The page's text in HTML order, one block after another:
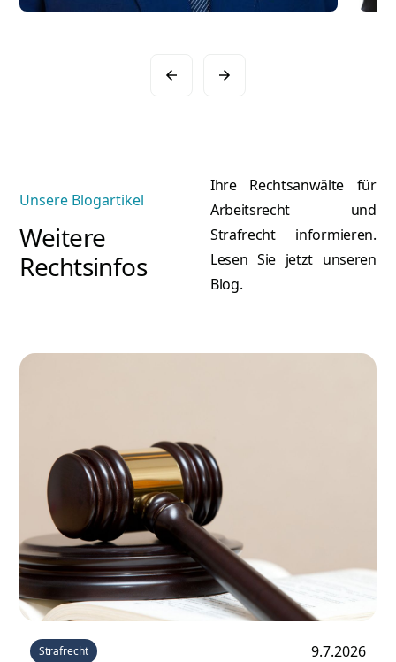
Unsere Blogartikel
Weitere
Rechtsinfos
Ihre Rechtsanwälte für
Arbeitsrecht und
Strafrecht informieren.
Lesen Sie jetzt unseren
Blog.
Strafrecht 9.7.2026